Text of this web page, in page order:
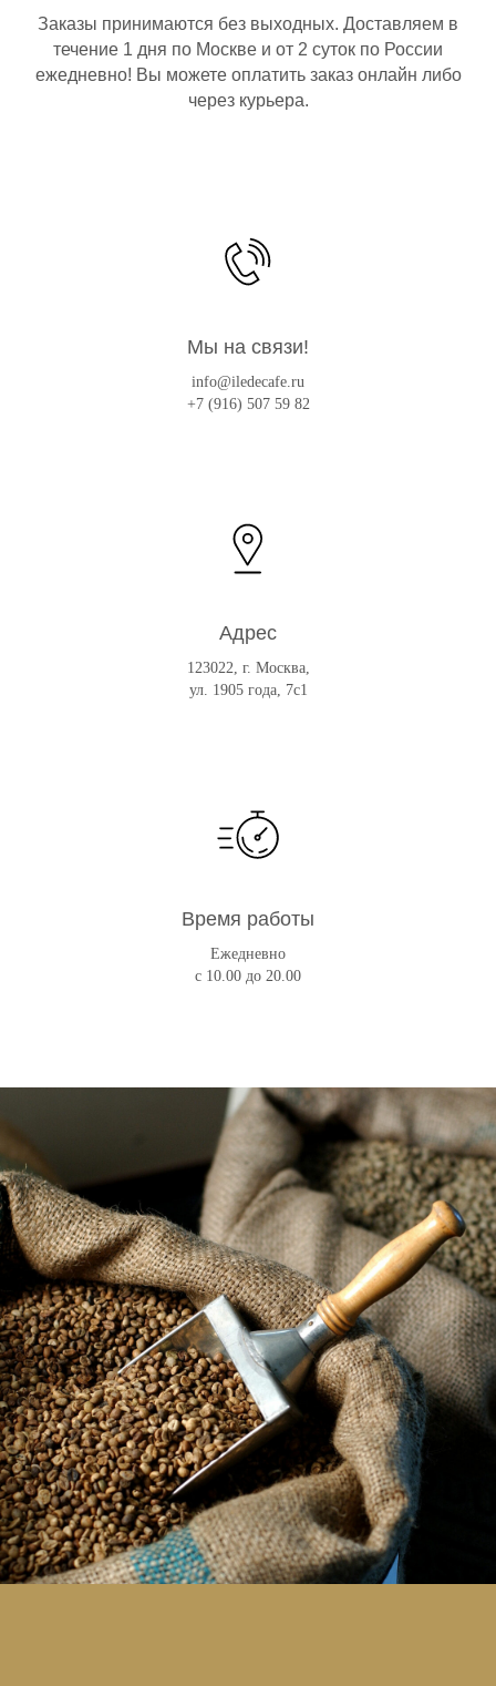
Заказы принимаются без выходных. Доставляем в
течение 1 дня по Москве и от 2 суток по России
ежедневно! Вы можете оплатить заказ онлайн либо
через курьера.
Мы на связи!
info@iledecafe.ru
+7 (916) 507 59 82
Адрес
123022, г. Москва,
ул. 1905 года, 7с1
Время работы
Ежедневно
с 10.00 до 20.00